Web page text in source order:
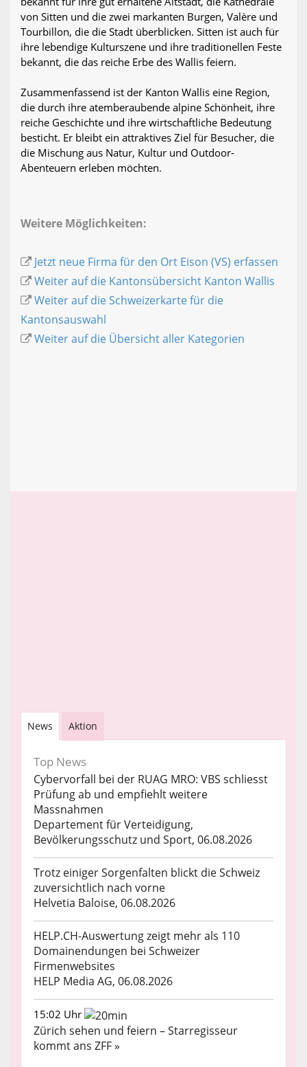
von Sitten und die zwei markanten Burgen, Valère und
Tourbillon, die die Stadt überblicken. Sitten ist auch für
ihre lebendige Kulturszene und ihre traditionellen Feste
bekannt, die das reiche Erbe des Wallis feiern.
Zusammenfassend ist der Kanton Wallis eine Region,
die durch ihre atemberaubende alpine Schönheit, ihre
reiche Geschichte und ihre wirtschaftliche Bedeutung
besticht. Er bleibt ein attraktives Ziel für Besucher, die
die Mischung aus Natur, Kultur und Outdoor-
Abenteuern erleben möchten.
Weitere Möglichkeiten:
Jetzt neue Firma für den Ort Eison (VS) erfassen
Weiter auf die Kantonsübersicht Kanton Wallis
Weiter auf die Schweizerkarte für die
Kantonsauswahl
Weiter auf die Übersicht aller Kategorien
News Aktion
Top News
Cybervorfall bei der RUAG MRO: VBS schliesst
Prüfung ab und empfiehlt weitere
Massnahmen
Departement für Verteidigung,
Bevölkerungsschutz und Sport, 06.08.2026
Trotz einiger Sorgenfalten blickt die Schweiz
zuversichtlich nach vorne
Helvetia Baloise, 06.08.2026
HELP.CH-Auswertung zeigt mehr als 110
Domainendungen bei Schweizer
Firmenwebsites
HELP Media AG, 06.08.2026
15:02 Uhr
Zürich sehen und feiern – Starregisseur
kommt ans ZFF »